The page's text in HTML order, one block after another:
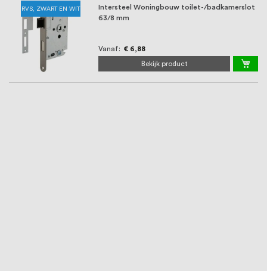
RVS, ZWART EN WIT
Intersteel Woningbouw toilet-/badkamerslot
63/8 mm
Vanaf € 6,88
Bekijk product